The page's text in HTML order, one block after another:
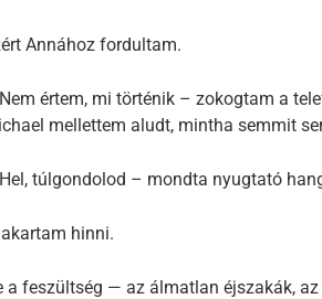
Annához fordultam.
értem, mi történik – zokogtam a
mellettem aludt, mintha semmit
túlgondolod – mondta nyugtató
akartam hinni.
a feszültség — az álmatlan éjszakák,